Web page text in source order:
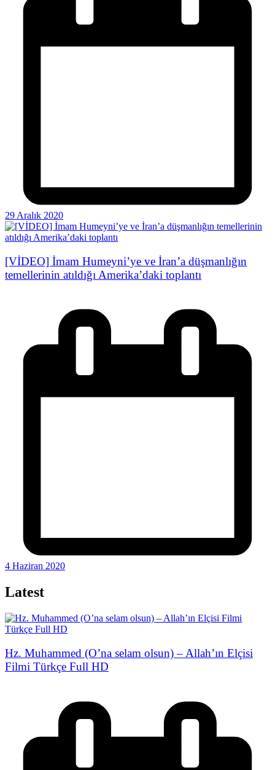
29 Aralık 2020
[VİDEO] İmam Humeyni’ye ve İran’a düşmanlığın
temellerinin atıldığı Amerika’daki toplantı
4 Haziran 2020
Latest
Hz. Muhammed (O’na selam olsun) – Allah’ın Elçisi
Filmi Türkçe Full HD